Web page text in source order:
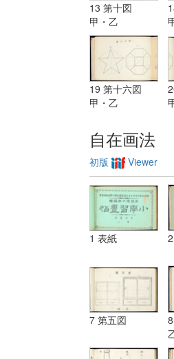
13 第十図
甲・乙
19 第十六図
甲・乙
自在画法
初版 Viewer
1 表紙
7 第五図